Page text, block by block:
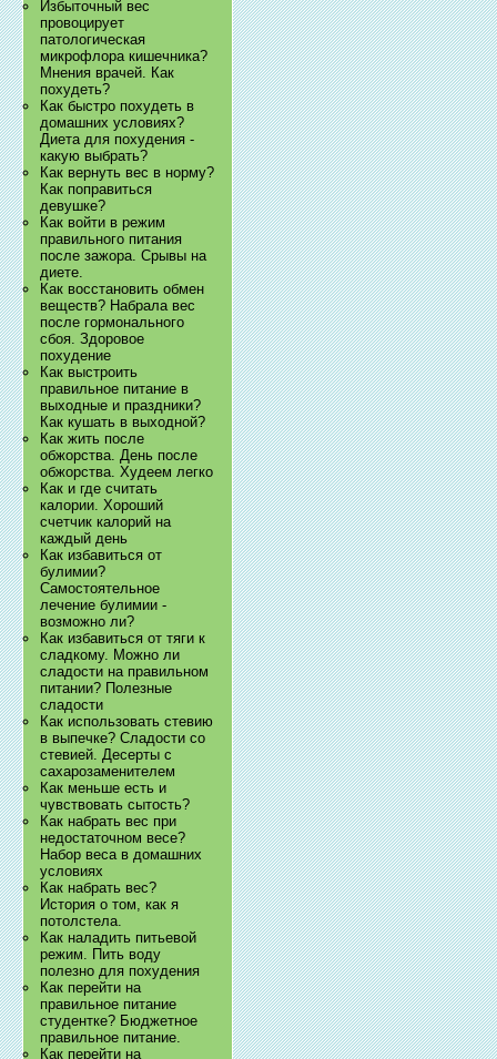
Избыточный вес
провоцирует
патологическая
микрофлора кишечника?
Мнения врачей. Как
похудеть?
Как быстро похудеть в
домашних условиях?
Диета для похудения -
какую выбрать?
Как вернуть вес в норму?
Как поправиться
девушке?
Как войти в режим
правильного питания
после зажора. Срывы на
диете.
Как восстановить обмен
веществ? Набрала вес
после гормонального
сбоя. Здоровое
похудение
Как выстроить
правильное питание в
выходные и праздники?
Как кушать в выходной?
Как жить после
обжорства. День после
обжорства. Худеем легко
Как и где считать
калории. Хороший
счетчик калорий на
каждый день
Как избавиться от
булимии?
Самостоятельное
лечение булимии -
возможно ли?
Как избавиться от тяги к
сладкому. Можно ли
сладости на правильном
питании? Полезные
сладости
Как использовать стевию
в выпечке? Сладости со
стевией. Десерты с
сахарозаменителем
Как меньше есть и
чувствовать сытость?
Как набрать вес при
недостаточном весе?
Набор веса в домашних
условиях
Как набрать вес?
История о том, как я
потолстела.
Как наладить питьевой
режим. Пить воду
полезно для похудения
Как перейти на
правильное питание
студентке? Бюджетное
правильное питание.
Как перейти на